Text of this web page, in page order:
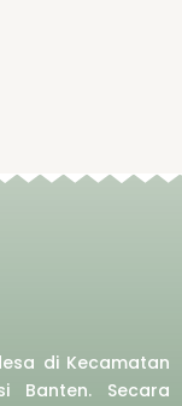
di Kecamatan
Banten. Secara